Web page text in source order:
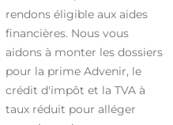
rendons éligible aux aides
financières. Nous vous
aidons à monter les dossiers
pour la prime Advenir, le
crédit d'impôt et la TVA à
taux réduit pour alléger